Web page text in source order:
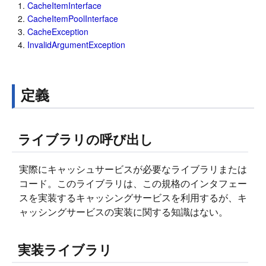
CacheItemInterface
CacheItemPoolInterface
CacheException
InvalidArgumentException
定義
ライブラリの呼び出し
実際にキャッシュサービスが必要なライブラリまたは
コード。このライブラリは、この規格のインタフェー
スを実装するキャッシングサービスを利用するが、キ
ャッシングサービスの実装に関する知識はない。
実装ライブラリ